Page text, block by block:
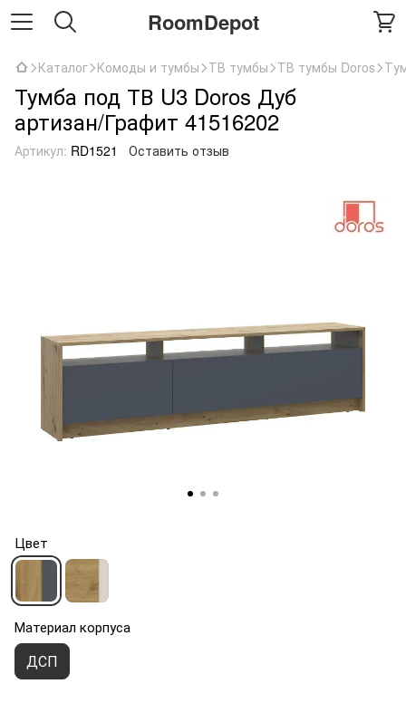
RoomDepot
Каталог Комоды и тумбы ТВ тумбы ТВ тумбы Doros
Тумба под ТВ U3 Doros Дуб
артизан/Графит 41516202
Артикул: RD1521 Оставить отзыв
Цвет
Материал корпуса
ДСП